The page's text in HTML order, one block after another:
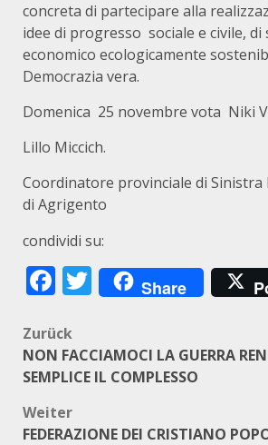
concreta di partecipare alla
idee di progresso sociale e civile, di
economico ecologicamente
Democrazia vera.
Domenica 25 novembre vota Niki
Lillo Miccich.
Coordinatore provinciale di Sinistra
di Agrigento
condividi su:
Facebook
Twitter
Share
Beitragsnavigation
Zurück
NON FACCIAMOCI LA GUERRA
SEMPLICE IL COMPLESSO
Weiter
FEDERAZIONE DEI CRISTIANO